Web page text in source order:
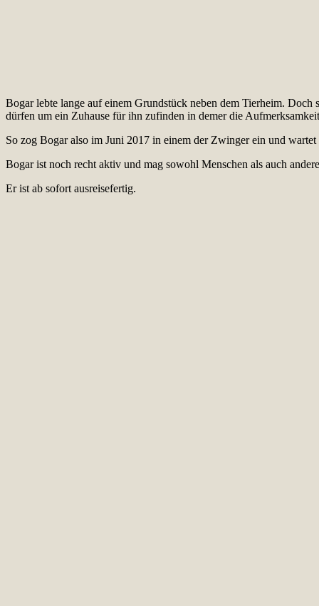
Bogar lebte lange auf einem Grundstück neben dem Tierheim.
dürfen um ein Zuhause für ihn zufinden in demer die
So zog Bogar also im Juni 2017 in einem der Zwinger ein und
Bogar ist noch recht aktiv und mag sowohl Menschen als auch
Er ist ab sofort ausreisefertig.